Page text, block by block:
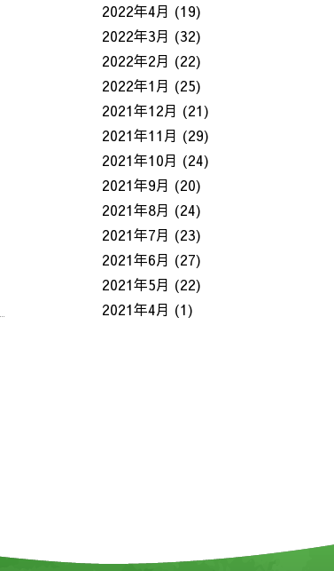
2022年4月 (19)
2022年3月 (32)
2022年2月 (22)
2022年1月 (25)
2021年12月 (21)
2021年11月 (29)
2021年10月 (24)
2021年9月 (20)
2021年8月 (24)
2021年7月 (23)
2021年6月 (27)
2021年5月 (22)
2021年4月 (1)